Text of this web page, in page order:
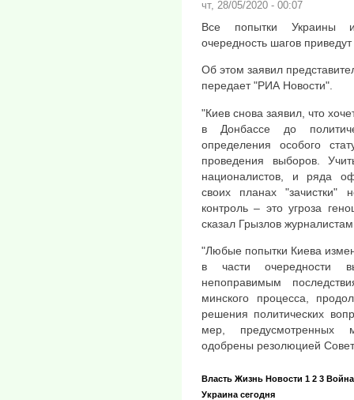
чт, 28/05/2020 - 00:07
Все попытки Украины
очередность шагов
Об этом заявил
передает "РИА Новости".
"Киев снова заявил, что
в Донбассе до
определения особого
проведения выборов.
националистов, и ряда
своих планах "зачистки"
контроль – это угроза
сказал Грызлов
"Любые попытки Киева
в части очередности
непоправимым
минского процесса,
решения политических
мер, предусмотренных
одобрены резолюцией
Власть Жизнь Новости 1 2 3 Война
Украина сегодня